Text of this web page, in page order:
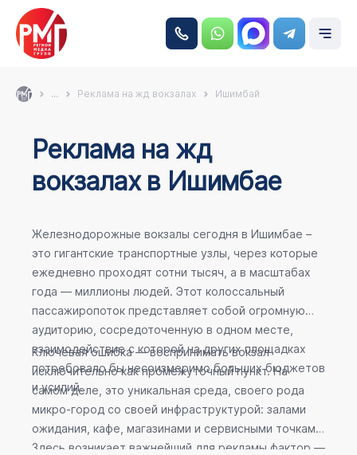
... Реклама на жд вокзалах Ишимбай
Реклама на жд
вокзалах в Ишимбае
Железнодорожные вокзалы сегодня в Ишимбае –
это гигантские транспортные узлы, через которые
ежедневно проходят сотни тысяч, а в масштабах
года — миллионы людей. Этот колоссальный
пассажиропоток представляет собой огромную
аудиторию, сосредоточенную в одном месте,
взаимодействие с которой на других площадках
потребовало бы несоизмеримо больших бюджетов
и усилий.
Ключевая ошибка — воспринимать вокзал
исключительно как промежуточный пункт. На
самом деле, это уникальная среда, своего рода
микро-город со своей инфраструктурой: залами
ожидания, кафе, магазинами и сервисными точками.
Здесь возникает важнейший для рекламы фактор —